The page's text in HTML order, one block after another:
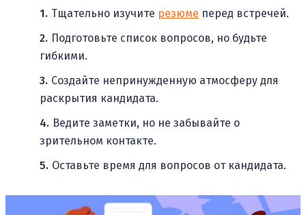
Тщательно изучите резюме перед встречей.
Подготовьте список вопросов, но будьте
гибкими.
Создайте непринужденную атмосферу для
раскрытия кандидата.
Ведите заметки, но не забывайте о
зрительном контакте.
Оставьте время для вопросов от кандидата.